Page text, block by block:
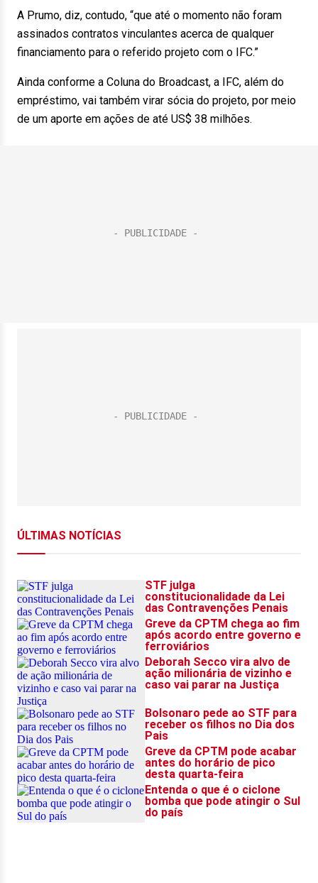
A Prumo, diz, contudo, “que até o momento não foram
assinados contratos vinculantes acerca de qualquer
financiamento para o referido projeto com o IFC.”
Ainda conforme a Coluna do Broadcast, a IFC, além do
empréstimo, vai também virar sócia do projeto, por meio
de um aporte em ações de até US$ 38 milhões.